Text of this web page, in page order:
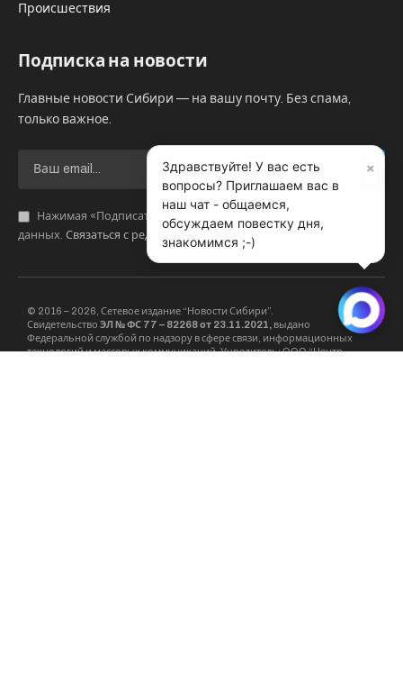
Происшествия
Подписка на новости
Главные новости Сибири — на вашу почту. Без спама,
только важное.
Нажимая «Подписаться», вы соглашаетесь с обработкой
данных. Связаться с редакцией
© 2016 – 2026, Сетевое издание “Новости Сибири”.
Свидетельство ЭЛ № ФС 77 – 82268 от 23.11.2021, выдано
Федеральной службой по надзору в сфере связи, информационных
технологий и массовых коммуникаций. Учредитель: ООО “Центр
×
Здравствуйте! У вас есть
вопросы? Приглашаем вас в
наш чат - общаемся,
обсуждаем повестку дня,
знакомимся ;-)